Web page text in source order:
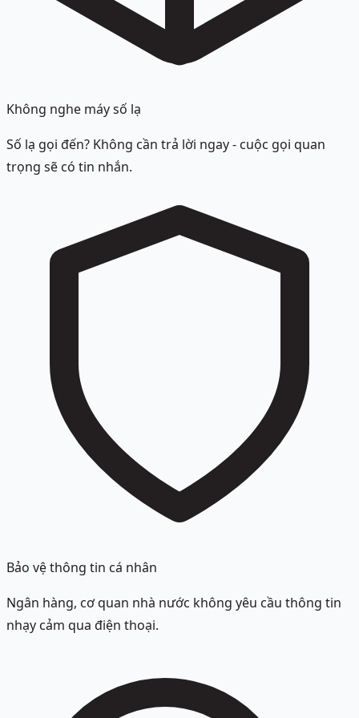
Không nghe máy số lạ
Số lạ gọi đến? Không cần trả lời ngay - cuộc gọi quan
trọng sẽ có tin nhắn.
Bảo vệ thông tin cá nhân
Ngân hàng, cơ quan nhà nước không yêu cầu thông tin
nhạy cảm qua điện thoại.